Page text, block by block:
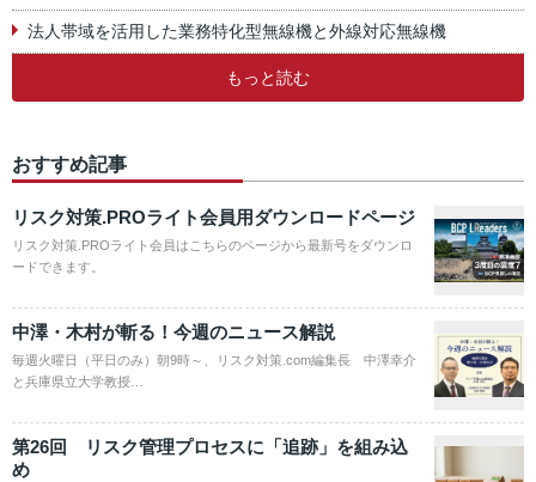
法人帯域を活用した業務特化型無線機と外線対応無線機
もっと読む
おすすめ記事
リスク対策.PROライト会員用ダウンロードページ
リスク対策.PROライト会員はこちらのページから最新号をダウンロ
ードできます。
中澤・木村が斬る！今週のニュース解説
毎週火曜日（平日のみ）朝9時～、リスク対策.com編集長 中澤幸介
と兵庫県立大学教授…
第26回 リスク管理プロセスに「追跡」を組み込
め